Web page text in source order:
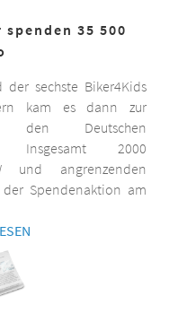
35 500
der sechste Biker4Kids
kam es dann zur
den Deutschen
Insgesamt 2000
und angrenzenden
Spendenaktion am